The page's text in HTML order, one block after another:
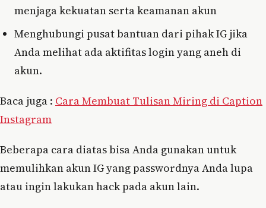
menjaga kekuatan serta keamanan akun
Menghubungi pusat bantuan dari pihak IG jika
Anda melihat ada aktifitas login yang aneh di
akun.
Baca juga : Cara Membuat Tulisan Miring di Caption
Instagram
Beberapa cara diatas bisa Anda gunakan untuk
memulihkan akun IG yang passwordnya Anda lupa
atau ingin lakukan hack pada akun lain.